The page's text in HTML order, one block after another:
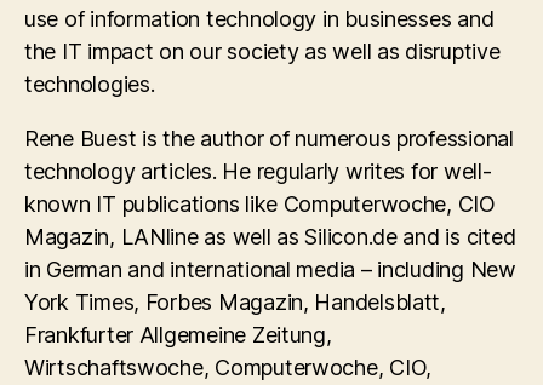
use of information technology in businesses and
the IT impact on our society as well as disruptive
technologies.
Rene Buest is the author of numerous professional
technology articles. He regularly writes for well-
known IT publications like Computerwoche, CIO
Magazin, LANline as well as Silicon.de and is cited
in German and international media – including New
York Times, Forbes Magazin, Handelsblatt,
Frankfurter Allgemeine Zeitung,
Wirtschaftswoche, Computerwoche, CIO,